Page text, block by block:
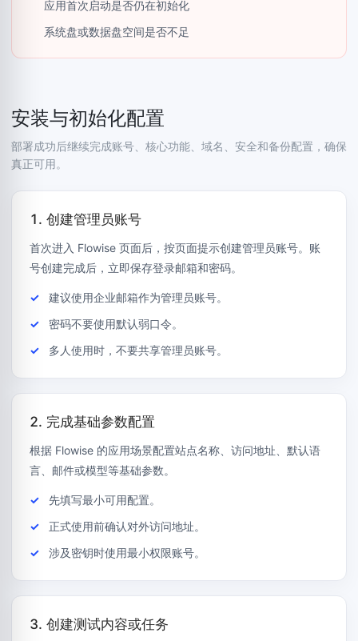
应用首次启动是否仍在初始化
系统盘或数据盘空间是否不足
安装与初始化配置
部署成功后继续完成账号、核心功能、域名、安全和备份配置，确保
真正可用。
1. 创建管理员账号
首次进入 Flowise 页面后，按页面提示创建管理员账号。账
号创建完成后，立即保存登录邮箱和密码。
建议使用企业邮箱作为管理员账号。
密码不要使用默认弱口令。
多人使用时，不要共享管理员账号。
2. 完成基础参数配置
根据 Flowise 的应用场景配置站点名称、访问地址、默认语
言、邮件或模型等基础参数。
先填写最小可用配置。
正式使用前确认对外访问地址。
涉及密钥时使用最小权限账号。
3. 创建测试内容或任务